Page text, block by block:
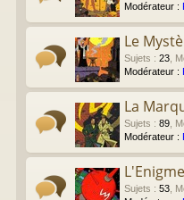
Modérateur :
Le
Sujets : 23
Modérateur :
La
Sujets : 89
Modérateur :
Sujets : 53